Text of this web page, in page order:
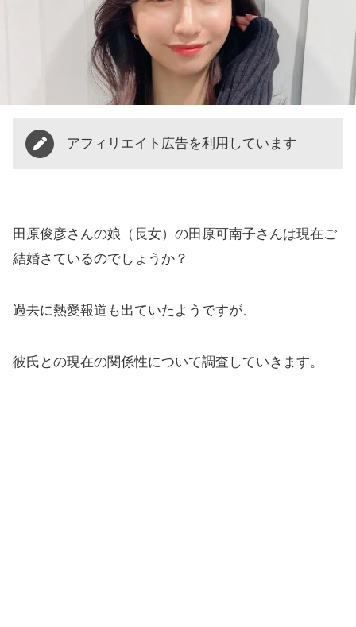
アフィリエイト広告を利用しています
田原俊彦さんの娘（長女）の田原可南子さんは現在ご
結婚さているのでしょうか？
過去に熱愛報道も出ていたようですが、
彼氏との現在の関係性について調査していきます。